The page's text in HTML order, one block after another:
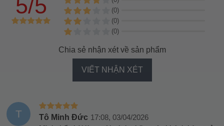
5/5
(0)
(0)
(0)
Chia sẻ nhận xét về sản phẩm
VIẾT NHẬN XÉT
T Tô Minh Đức 17:08, 03/04/2026